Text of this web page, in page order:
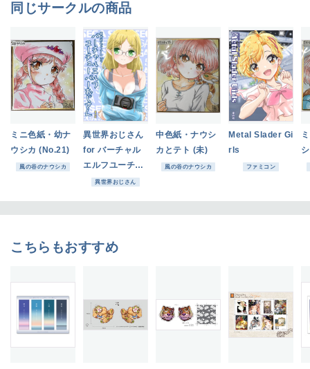
同じサークルの商品
ミニ色紙・幼ナ
ウシカ (No.21)
風の谷のナウシカ
異世界おじさん
for バーチャル
エルフユーチュ
ーバーおじさん
異世界おじさん
中色紙・ナウシ
カとテト (未)
風の谷のナウシカ
Metal Slader Gi
rls
ファミコン
こちらもおすすめ